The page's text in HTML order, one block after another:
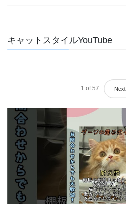
キャットスタイルYouTube
1 of 57 Next